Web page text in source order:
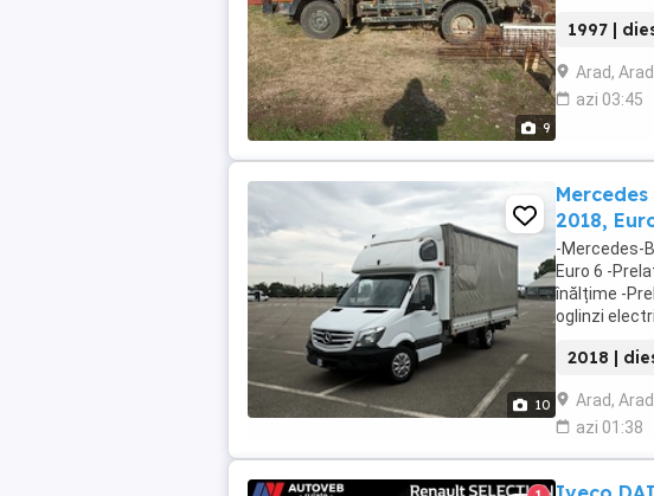
9
1997 |
Arad, Arad
azi 03:45
10
Mercedes
2018,
-Mercedes-
Euro 6 -
înălțime -
oglinzi
2018 |
Arad, Arad
azi 01:38